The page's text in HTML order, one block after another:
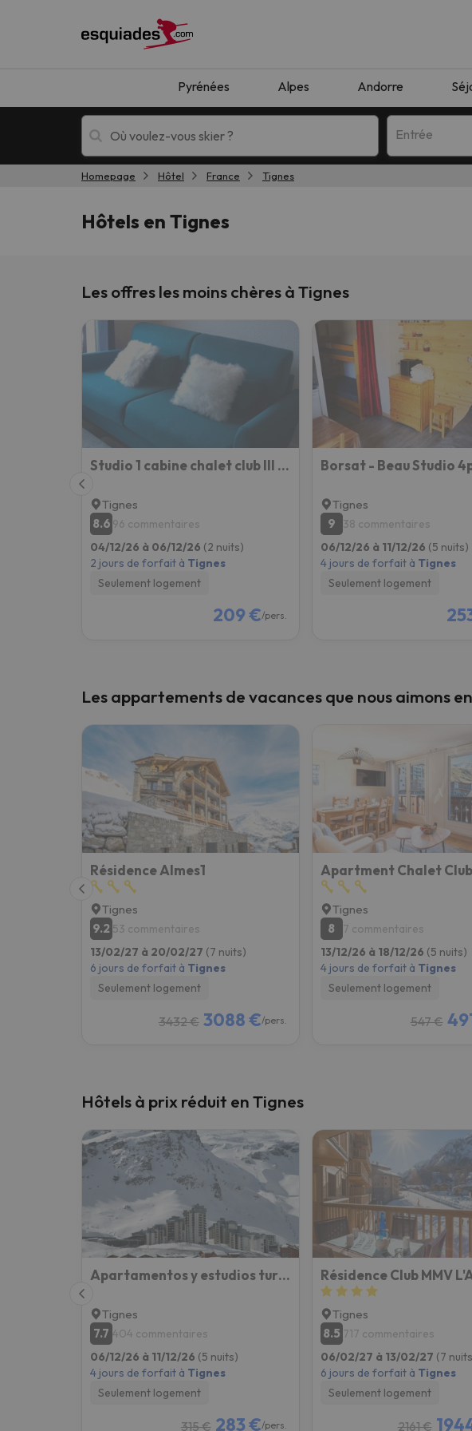
Pyrénées Alpes Andorre
Entrée
Oups, nous n'avons pas trouvé de résultats correspondant à
Il semble que notre chercheur se soit égaré. Dès qu'il aura
Homepage Hôtel France Tignes
Hôtels en Tignes
Les offres les moins chères à Tignes
Studio 1 cabine chalet club III refait à neuf
Tignes
8.6 96 commentaires
04/12/26 à 06/12/26 (2 nuits)
2 jours de forfait à Tignes
Seulement logement
209 €/pers.
Tignes
9
38 commentaires
06/12/26 à 11/12/26 (5 nuits)
4 jours de forfait à Tignes
Seulement logement
Les appartements de vacances que nous aimons
Résidence Almes1
Tignes
9.2 53 commentaires
13/02/27 à 20/02/27 (7 nuits)
6 jours de forfait à Tignes
Seulement logement
3432 € 3088 €/pers.
Tignes
8
7 commentaires
13/12/26 à 18/12/26 (5 nuits)
4 jours de forfait à Tignes
Seulement logement
547 €
Hôtels à prix réduit en Tignes
Apartamentos y estudios turísticos en Val Claret (Tignes)
Tignes
7.7 404 commentaires
06/12/26 à 11/12/26 (5 nuits)
4 jours de forfait à Tignes
Seulement logement
315 € 283 €/pers.
Résidence Club MMV
Tignes
8.5 717 commentaires
06/02/27 à 13/02/27 (7
6 jours de forfait à Tignes
Seulement logement
2161 €